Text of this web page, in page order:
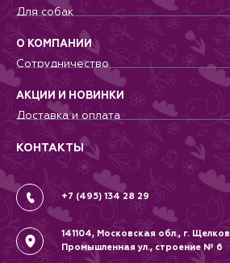
Для собак
Для кошек
Для грызунов
Для птиц
Аквариумистика, пруд, море
Террариумистика
О КОМПАНИИ
Сотрудничество
Питомникам
Добрые дела
Новости
Контакты
Вопрос-Ответ
АКЦИИ И НОВИНКИ
Доставка и оплата
Гарантии и возврат
Вакансии
Политика
Соглашение
КОНТАКТЫ
+7 (495) 134 28 29
141104, Московская обл., г.
Промышленная ул., строение № 6